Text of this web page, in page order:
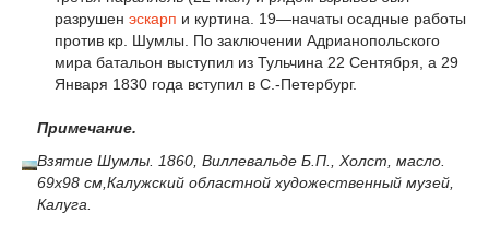
разрушен эскарп и куртина. 19—начаты осадные работы
против кр. Шумлы. По заключении Адрианопольского
мира батальон выступил из Тульчина 22 Сентября, а 29
Января 1830 года вступил в С.-Петербург.
Примечание.
Взятие Шумлы. 1860, Виллевальде Б.П., Холст, масло.
69x98 см,Калужский областной художественный музей,
Калуга.